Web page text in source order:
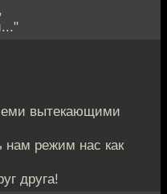
вытекающими
режим нас как
друга!